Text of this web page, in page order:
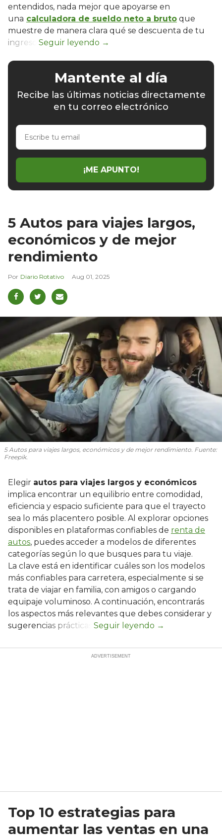
entendidos, nada mejor que apoyarse en
una calculadora de sueldo neto a bruto que
muestre de manera clara qué se descuenta de tu
ingreso.
Mantente al día
Recibe las últimas noticias directamente
en tu correo electrónico
Escribe
email
¡ME APUNTO!
5 Autos para viajes largos,
económicos y de mejor
rendimiento
Diario Rotativo Aug 01, 2025
5 Autos para viajes largos, económicos y de mejor rendimiento. Fuente:
Freepik.
Elegir autos para viajes largos y económicos
implica encontrar un equilibrio entre comodidad,
eficiencia y espacio suficiente para que el trayecto
sea lo más placentero posible. Al explorar opciones
disponibles en plataformas confiables de renta de
autos, puedes acceder a modelos de diferentes
categorías según lo que busques para tu viaje.
La clave está en identificar cuáles son los modelos
más confiables para carretera, especialmente si se
trata de viajar en familia, con amigos o cargando
equipaje voluminoso. A continuación, encontrarás
los aspectos más relevantes que debes considerar y
sugerencias prácticas.
Top 10 estrategias para
aumentar las ventas en una